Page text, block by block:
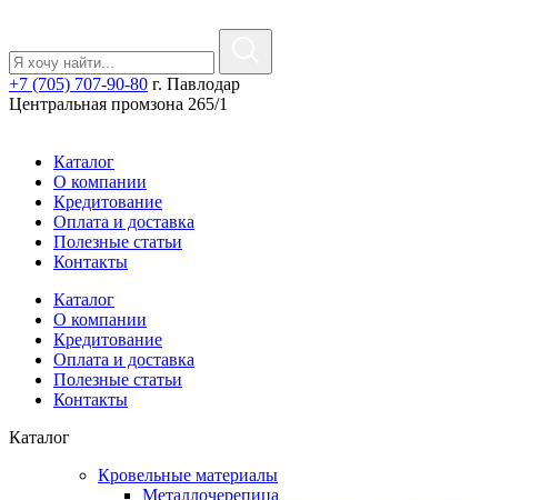
+7 (705) 707-90-80 г. Павлодар
Центральная промзона 265/1
Каталог
О компании
Кредитование
Оплата и доставка
Полезные статьи
Контакты
Каталог
О компании
Кредитование
Оплата и доставка
Полезные статьи
Контакты
Каталог
Кровельные материалы
Металлочерепица